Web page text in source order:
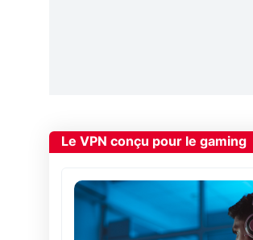
Le VPN conçu pour le gaming